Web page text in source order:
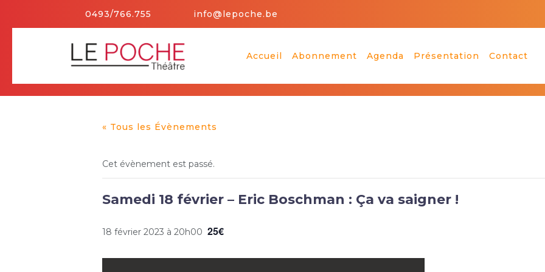
0493/766.755 info@lepoche.be
Accueil Abonnement Agenda Présentation Contact
« Tous les Évènements
Cet évènement est passé.
Samedi 18 février – Eric Boschman : Ça va saigner !
18 février 2023 à 20h00 25€